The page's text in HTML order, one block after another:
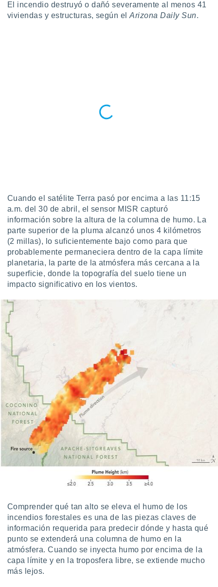
sean
el sitio
se
para
ni para
o
aunque
acceder a
web a
abono
únicos
similares
de
traten tus
en
interés
a lo que
Para
El incendio destruyó o dañó severamente al menos 41
viviendas y estructuras, según elArizona Daily Sun.
Cuando el satélite Terra pasó por encima a las 11:15
a.m. del 30 de abril, el sensor MISR capturó
información sobre la altura de la columna de humo. La
parte superior de la pluma alcanzó unos 4 kilómetros
(2 millas), lo suficientemente bajo como para que
probablemente permaneciera dentro de la capa límite
planetaria, la parte de la atmósfera más cercana a la
superficie, donde la topografía del suelo tiene un
impacto significativo en los vientos.
Comprender qué tan alto se eleva el humo de los
incendios forestales es una de las piezas claves de
información requerida para predecir dónde y hasta qué
punto se extenderá una columna de humo en la
atmósfera. Cuando se inyecta humo por encima de la
capa límite y en la troposfera libre, se extiende mucho
más lejos.